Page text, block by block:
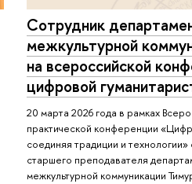
Сотрудник
межкультурной
на всероссийской
цифровой
20 марта 2026 года в рамках
практической конференции
соединяя традиции и
старшего преподавателя
межкультурной коммуникации